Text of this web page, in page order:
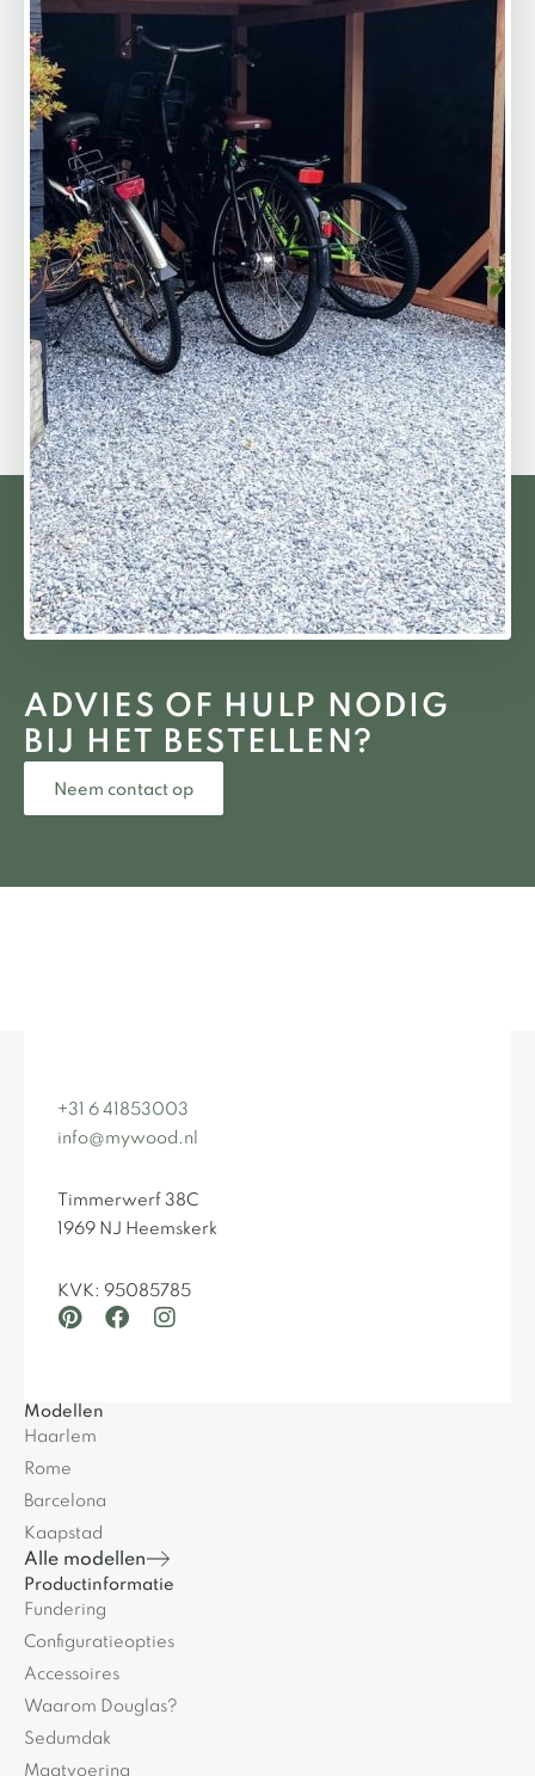
ADVIES OF HULP NODIG
BIJ HET BESTELLEN?
Neem contact op
+31 6 41853003
info@mywood.nl
Timmerwerf 38C
1969 NJ Heemskerk
KVK: 95085785
Modellen
Haarlem
Rome
Barcelona
Kaapstad
Alle modellen
Productinformatie
Fundering
Configuratieopties
Accessoires
Waarom Douglas?
Sedumdak
Maatvoering